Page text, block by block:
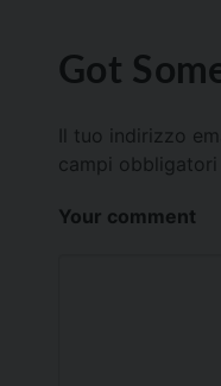
Got
Il tuo indirizzo
campi obbligatori
Your comment